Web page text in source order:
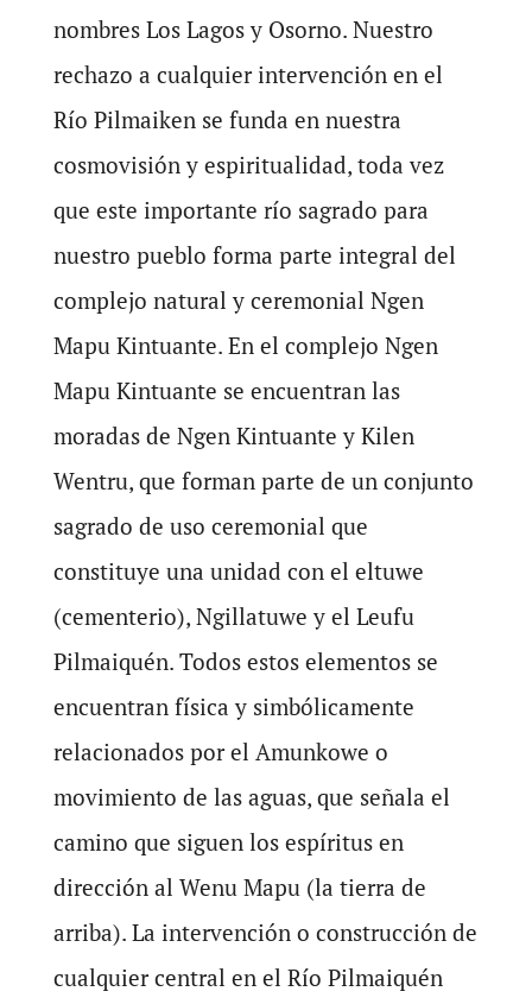
nombres Los Lagos y Osorno. Nuestro
rechazo a cualquier intervención en el
Río Pilmaiken se funda en nuestra
cosmovisión y espiritualidad, toda vez
que este importante río sagrado para
nuestro pueblo forma parte integral del
complejo natural y ceremonial Ngen
Mapu Kintuante. En el complejo Ngen
Mapu Kintuante se encuentran las
moradas de Ngen Kintuante y Kilen
Wentru, que forman parte de un conjunto
sagrado de uso ceremonial que
constituye una unidad con el eltuwe
(cementerio), Ngillatuwe y el Leufu
Pilmaiquén. Todos estos elementos se
encuentran física y simbólicamente
relacionados por el Amunkowe o
movimiento de las aguas, que señala el
camino que siguen los espíritus en
dirección al Wenu Mapu (la tierra de
arriba). La intervención o construcción de
cualquier central en el Río Pilmaiquén